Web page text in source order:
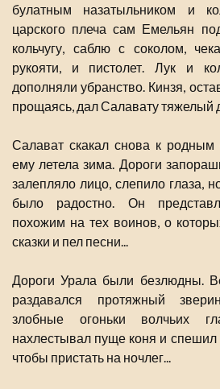
булатным назатыльником и
царского плеча сам Емельян
кольчугу, саблю с соколом,
рукояти, и пистолет. Лук и
дополняли убранство. Кинзя,
прощаясь, дал Салавату тяжелый
Салават скакал снова к родным
ему летела зима. Дороги
залепляло лицо, слепило глаза,
было радостно. Он
похожим на тех воинов, о
сказки и пел песни...
Дороги Урала были безлюдны.
раздавался протяжный
злобные огоньки волчьих
нахлестывал пуще коня и спешил
чтобы пристать на ночлег...